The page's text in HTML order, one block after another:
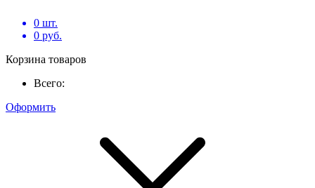
0 шт.
0 руб.
Корзина товаров
Всего:
Оформить